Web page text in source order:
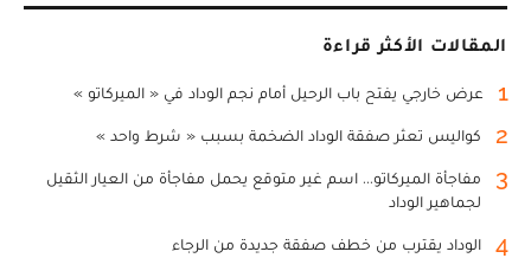
المقالات الأكثر قراءة
1 عرض خارجي يفتح باب الرحيل أمام نجم الوداد في « الميركاتو »
2 كواليس تعثر صفقة الوداد الضخمة بسبب « شرط واحد »
3
مفاجأة الميركاتو... اسم غير متوقع يحمل مفاجأة من العيار الثقيل
لجماهير الوداد
4 الوداد يقترب من خطف صفقة جديدة من الرجاء